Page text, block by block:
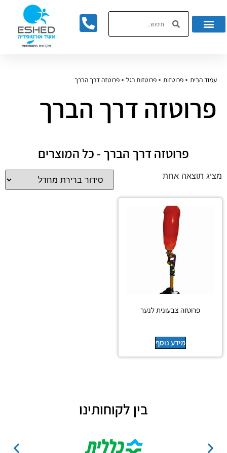
עמוד הבית>פרוטזות>פרוטזות רגל>פרוטזה דרך הברך
פרוטזה דרך הברך
פרוטזה דרך הברך - כל המוצרים
מציג תוצאה אחת
פרוטזה צבעונית לנער
מידע נוסף
בין לקוחותינו